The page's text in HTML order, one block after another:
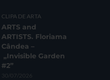
CLIPA DE ARTA
ARTS and
ARTISTS. Floriama
Cândea –
„Invisible Garden
#2”
30/07/2026